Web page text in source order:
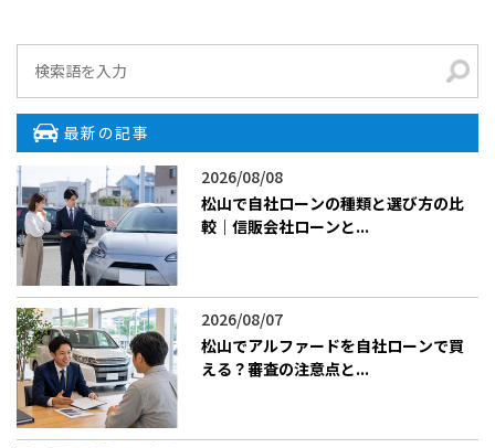
最新の記事
2026/08/08
松山で自社ローンの種類と選び方の比
較｜信販会社ローンと...
2026/08/07
松山でアルファードを自社ローンで買
える？審査の注意点と...